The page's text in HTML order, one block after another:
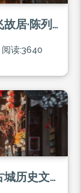
《王若飞故居·陈列馆》
阅读:3640
《安顺古城历史文化街区》